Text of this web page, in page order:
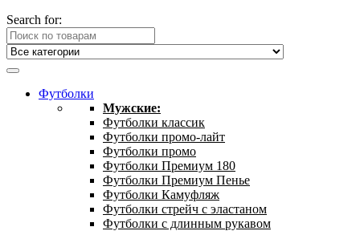
Search for:
Футболки
Мужские:
Футболки классик
Футболки промо-лайт
Футболки промо
Футболки Премиум 180
Футболки Премиум Пенье
Футболки Камуфляж
Футболки стрейч с эластаном
Футболки с длинным рукавом